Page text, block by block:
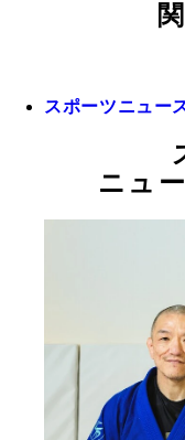
スポーツニュー
ニュ